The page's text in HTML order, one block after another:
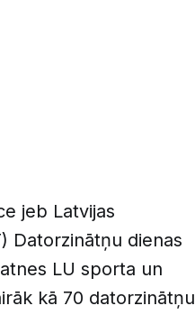
jeb Latvijas
Datorzinātņu dienas
LU sporta un
kā 70 datorzinātņu